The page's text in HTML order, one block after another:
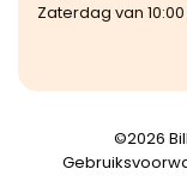
Zaterdag van 10:00
©️2026